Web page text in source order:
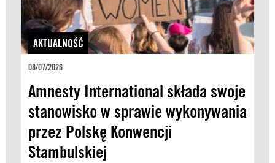
AKTUALNOŚĆ
08/07/2026
Amnesty International składa swoje
stanowisko w sprawie wykonywania
przez Polskę Konwencji
Stambulskiej